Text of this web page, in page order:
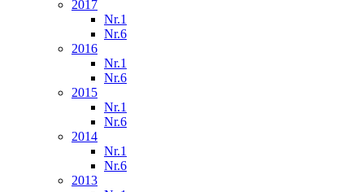
2017
Nr.1
Nr.6
2016
Nr.1
Nr.6
2015
Nr.1
Nr.6
2014
Nr.1
Nr.6
2013